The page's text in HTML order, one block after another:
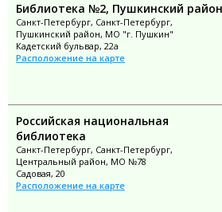
Библиотека №2, Пушкинский район
Санкт-Петербург, Санкт-Петербург,
Пушкинский район, МО "г. Пушкин"
Кадетский бульвар, 22а
Расположение на карте
Российская национальная
библиотека
Санкт-Петербург, Санкт-Петербург,
Центральный район, МО №78
Садовая, 20
Расположение на карте